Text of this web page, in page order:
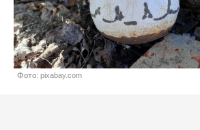
Фото: pixabay.com